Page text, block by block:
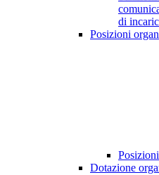
di
Posizioni
Dotazione